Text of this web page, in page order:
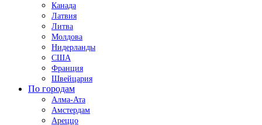
Канада
Латвия
Литва
Молдова
Нидерланды
США
Франция
Швейцария
По городам
Алма-Ата
Амстердам
Ареццо